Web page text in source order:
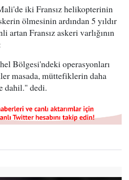
iki Fransız helikopterinin
ölmesinin ardından 5 yıldır
artan Fransız askeri varlığının
Bölgesi'ndeki operasyonları
masada, müttefiklerin daha
dahil." dedi.